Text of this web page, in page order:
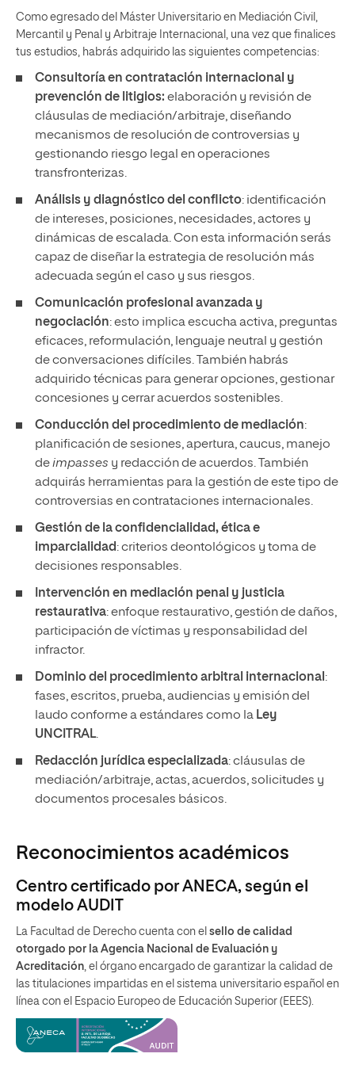
Como egresado del Máster Universitario en Mediación Civil,
Mercantil y Penal y Arbitraje Internacional, una vez que finalices
tus estudios, habrás adquirido las siguientes competencias:
Consultoría en contratación internacional y
prevención de litigios: elaboración y revisión de
cláusulas de mediación/arbitraje, diseñando
mecanismos de resolución de controversias y
gestionando riesgo legal en operaciones
transfronterizas.
Análisis y diagnóstico del conflicto: identificación
de intereses, posiciones, necesidades, actores y
dinámicas de escalada. Con esta información serás
capaz de diseñar la estrategia de resolución más
adecuada según el caso y sus riesgos.
Comunicación profesional avanzada y
negociación: esto implica escucha activa, preguntas
eficaces, reformulación, lenguaje neutral y gestión
de conversaciones difíciles. También habrás
adquirido técnicas para generar opciones, gestionar
concesiones y cerrar acuerdos sostenibles.
Conducción del procedimiento de mediación:
planificación de sesiones, apertura, caucus, manejo
deimpasses y redacción de acuerdos. También
adquirás herramientas para la gestión de este tipo de
controversias en contrataciones internacionales.
Gestión de la confidencialidad, ética e
imparcialidad: criterios deontológicos y toma de
decisiones responsables.
Intervención en mediación penal y justicia
restaurativa: enfoque restaurativo, gestión de daños,
participación de víctimas y responsabilidad del
infractor.
Dominio del procedimiento arbitral internacional :
fases, escritos, prueba, audiencias y emisión del
laudo conforme a estándares como la Ley
UNCITRAL.
Redacción jurídica especializada: cláusulas de
mediación/arbitraje, actas, acuerdos, solicitudes y
documentos procesales básicos.
Reconocimientos académicos
Centro certificado por ANECA, según el
modelo AUDIT
La Facultad de Derecho cuenta con el sello de calidad
otorgado por la Agencia Nacional de Evaluación y
Acreditación, el órgano encargado de garantizar la calidad de
las titulaciones impartidas en el sistema universitario español en
línea con el Espacio Europeo de Educación Superior (EEES).